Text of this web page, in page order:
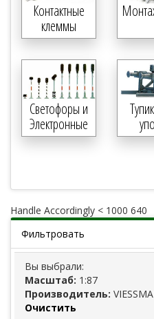
Контактные
клеммы
Светофоры и
Электронные
компоненты
Handle Accordingly < 1000 640
Фильтровать
Вы выбрали:
Масштаб: 1:87
Производитель:
Очистить